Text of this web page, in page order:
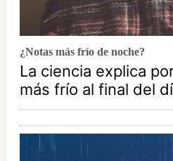
¿Notas más frío de noche?
La ciencia explica
más frío al final del